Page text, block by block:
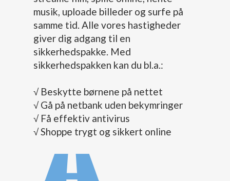
musik, uploade billeder og surfe på
samme tid. Alle vores hastigheder
giver dig adgang til en
sikkerhedspakke. Med
sikkerhedspakken kan du bl.a.:
√ Beskytte børnene på nettet
√ Gå på netbank uden bekymringer
√ Få effektiv antivirus
√ Shoppe trygt og sikkert online